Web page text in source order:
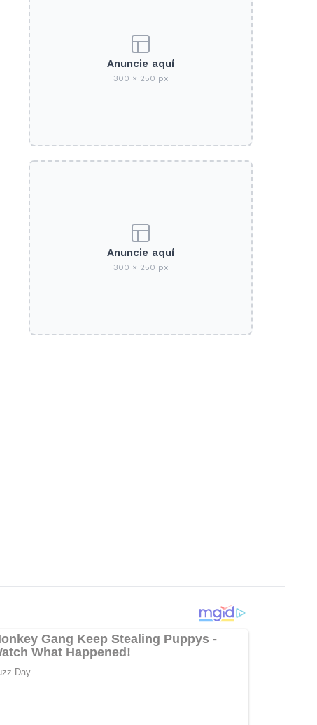
Anuncie aquí
300 × 250 px
Anuncie aquí
300 × 250 px